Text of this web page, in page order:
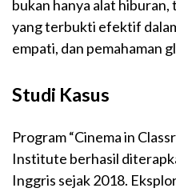
bukan hanya alat
yang terbukti efektif
empati, dan pemahaman
Studi Kasus
Program “Cinema in
Institute berhasil
Inggris sejak 2018.